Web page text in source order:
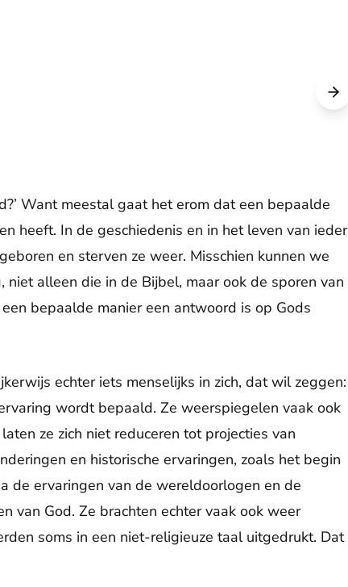
Want meestal gaat het erom dat een bepaalde
heeft. In de geschiedenis en in het leven van ieder
en sterven ze weer. Misschien kunnen we
alleen die in de Bijbel, maar ook de sporen van
bepaalde manier een antwoord is op Gods
echter iets menselijks in zich, dat wil zeggen:
wordt bepaald. Ze weerspiegelen vaak ook
ze zich niet reduceren tot projecties van
en historische ervaringen, zoals het begin
de ervaringen van de wereldoorlogen en de
van God. Ze brachten echter vaak ook weer
soms in een niet-religieuze taal uitgedrukt. Dat